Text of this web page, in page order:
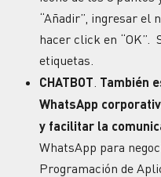
“Añadir”, ingresar el
hacer click en “OK”.
etiquetas.
CHATBOT También
WhatsApp
y facilitar la
WhatsApp para
Programación de